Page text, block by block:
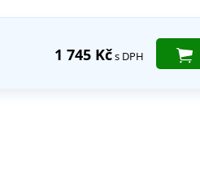
1 745 Kčs DPH